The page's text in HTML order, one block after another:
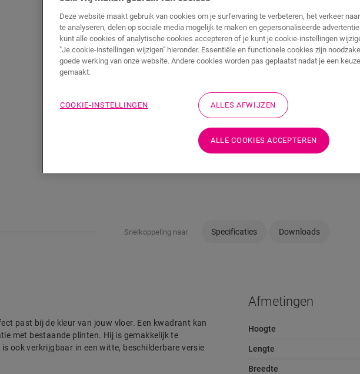
TOEVOEGEN
Wil je dit
Bezoek het
Snelkoppeling naar Specificaties Downloads
past bij de kleur van jouw vloer. Een kwadrant kan
met bestaande plinten. Hij is gemakkelijk te
ook verkrijgbaar in een witte, beschilderbare versie
Afmetingen
Hoogte
Lengte
Breedte
Deze website maakt gebruik van cookies om je surfervaring te verbeteren, het verkeer
te analyseren, delen op sociale media mogelijk te maken en gepersonaliseerde
kunt alle cookies of analytische cookies accepteren of je kunt je cookie-instellingen
"Je cookie-instellingen wijzigen" hieronder. Essentiële en functionele cookies zijn
goede werking van onze website. Andere cookies worden pas geplaatst nadat je een
gemaakt.
COOKIE-INSTELLINGEN ALLES AFWIJZEN
ALLE COOKIES ACCEPTEREN